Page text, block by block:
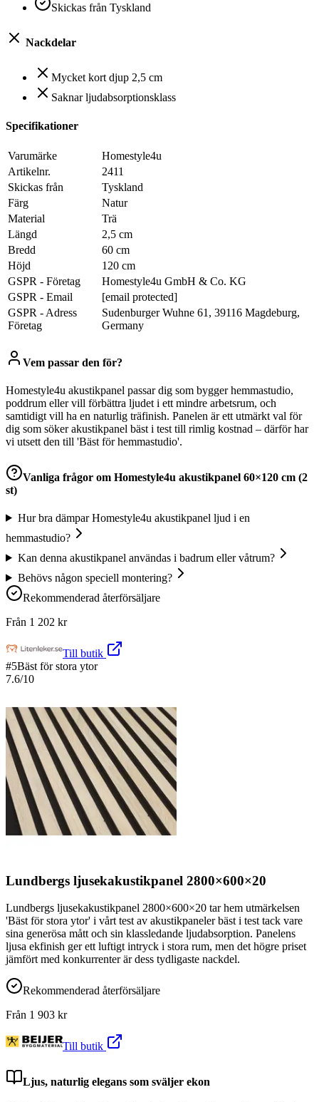
Skickas från Tyskland
Nackdelar
Mycket kort djup 2,5 cm
Saknar ljudabsorptionsklass
Specifikationer
Varumärke
Homestyle4u
Artikelnr.
2411
Skickas från
Tyskland
Färg
Natur
Material
Trä
Längd
2,5 cm
Bredd
60 cm
Höjd
120 cm
GSPR - Företag
Homestyle4u GmbH & Co. KG
GSPR - Email
[email protected]
GSPR - Adress
Företag
Sudenburger Wuhne 61, 39116 Magdeburg,
Germany
Vem passar den för?
Homestyle4u akustikpanel passar dig som bygger hemmastudio,
poddrum eller vill förbättra ljudet i ett mindre arbetsrum, och
samtidigt vill ha en naturlig träfinish. Panelen är ett utmärkt val för
dig som söker akustikpanel bäst i test till rimlig kostnad – därför har
vi utsett den till 'Bäst för hemmastudio'.
Vanliga frågor om Homestyle4u akustikpanel 60×120 cm (2
st)
Hur bra dämpar Homestyle4u akustikpanel ljud i en
hemmastudio?
Kan denna akustikpanel användas i badrum eller våtrum?
Behövs någon speciell montering?
Rekommenderad återförsäljare
Från 1 202 kr
Till butik
#5Bäst för stora ytor
7.6/10
Lundbergs ljusekakustikpanel 2800×600×20
Lundbergs ljusekakustikpanel 2800×600×20 tar hem utmärkelsen
'Bäst för stora ytor' i vårt test av akustikpaneler bäst i test tack vare
sina generösa mått och sin klassledande ljudabsorption. Panelens
ljusa ekfinish ger ett luftigt intryck i stora rum, men det högre priset
jämfört med konkurrenter är dess tydligaste nackdel.
Rekommenderad återförsäljare
Från 1 903 kr
Till butik
Ljus, naturlig elegans som sväljer ekon